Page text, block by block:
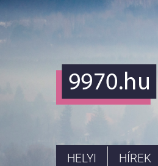
HELYI HÍREK